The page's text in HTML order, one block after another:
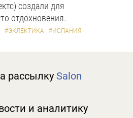
создали для
отдохновения.
#ЭКЛЕКТИКА #ИСПАНИЯ
рассылку Salon
и аналитику